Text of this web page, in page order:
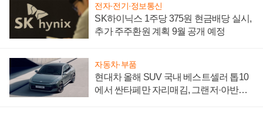
전자·전기·정보통신
SK하이닉스 1주당 375원 현금배당 실시,
추가 주주환원 계획 9월 공개 예정
자동차·부품
현대차 올해 SUV 국내 베스트셀러 톱10
에서 싼타페만 자리매김, 그랜저·아반떼